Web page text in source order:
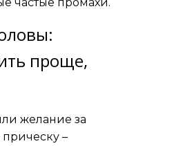
проще,
желание за
–